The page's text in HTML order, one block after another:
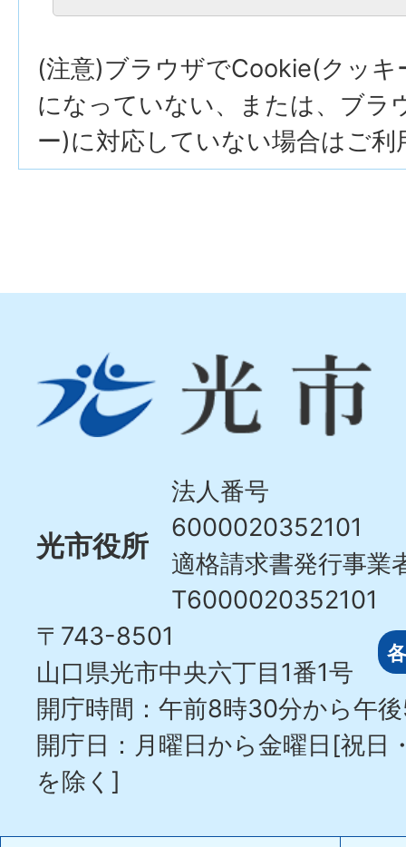
(注意)ブラウザでCookie(クッキ
になっていない、または、ブラ
ー)に対応していない場合はご利
市
Hikari
光市役所
法人番号
6000020352101
適格請求書発行事業
T6000020352101
〒743-8501
山口県光市中央六丁目1番1号
開庁時間：午前8時30分から午
開庁日：月曜日から金曜日[祝日
を除く]